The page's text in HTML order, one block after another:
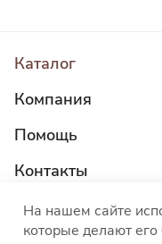
Каталог
Компания
Помощь
Контакты
8 800 555 45 04
sales@choco-
На нашем сайте
которые делают